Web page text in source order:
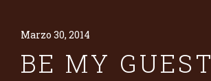
Marzo 30, 2014
BE MY GUEST